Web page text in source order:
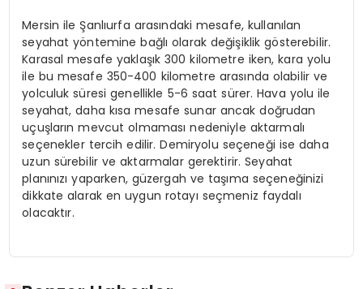
Mersin ile Şanlıurfa arasındaki mesafe, kullanılan
seyahat yöntemine bağlı olarak değişiklik gösterebilir.
Karasal mesafe yaklaşık 300 kilometre iken, kara yolu
ile bu mesafe 350-400 kilometre arasında olabilir ve
yolculuk süresi genellikle 5-6 saat sürer. Hava yolu ile
seyahat, daha kısa mesafe sunar ancak doğrudan
uçuşların mevcut olmaması nedeniyle aktarmalı
seçenekler tercih edilir. Demiryolu seçeneği ise daha
uzun sürebilir ve aktarmalar gerektirir. Seyahat
planınızı yaparken, güzergah ve taşıma seçeneğinizi
dikkate alarak en uygun rotayı seçmeniz faydalı
olacaktır.